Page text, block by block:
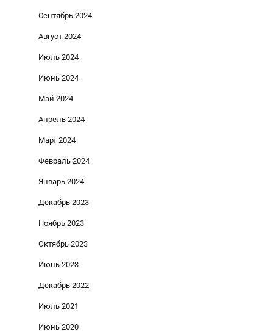
Сентябрь 2024
Август 2024
Июль 2024
Июнь 2024
Май 2024
Апрель 2024
Март 2024
Февраль 2024
Январь 2024
Декабрь 2023
Ноябрь 2023
Октябрь 2023
Июнь 2023
Декабрь 2022
Июль 2021
Июнь 2020